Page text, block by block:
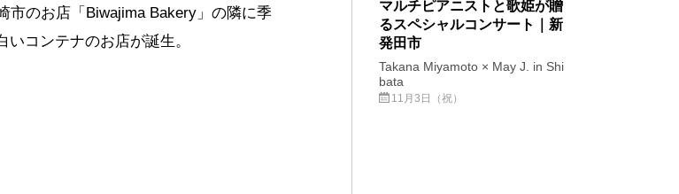
市のお店「Biwajima Bakery」の隣に季
コンテナのお店が誕生。
マルチピアニストと歌姫が贈
るスペシャルコンサート｜新
発田市
Takana Miyamoto × May J. in Shi
bata
11月3日（祝）